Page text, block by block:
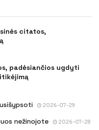
citatos,
padėsiančios ugdyti
2026-07-29
nežinojote 2026-07-28